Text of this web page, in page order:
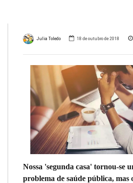
Julia Toledo 18 de outubro de 2018
Nossa 'segunda casa' tornou-se
problema de saúde pública, mas